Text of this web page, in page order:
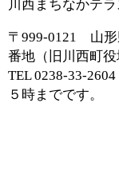
川西まちなかテラ
〒999-0121 山形
番地（旧川西町役
TEL 0238-33-
５時までです。